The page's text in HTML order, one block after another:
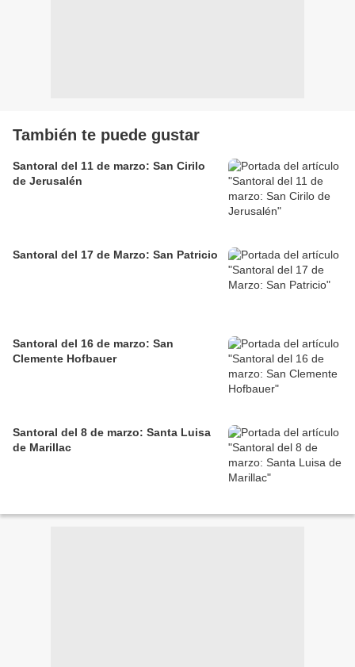
También te puede gustar
Santoral del 11 de marzo: San Cirilo
de Jerusalén
Santoral del 17 de Marzo: San Patricio
Santoral del 16 de marzo: San
Clemente Hofbauer
Santoral del 8 de marzo: Santa Luisa
de Marillac